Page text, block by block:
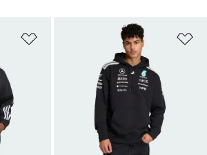
Añadir a la lista de deseos